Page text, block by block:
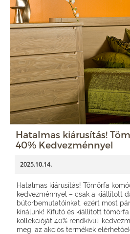
Hatalmas kiárusítás!
40% Kedvezménnyel
2025.10.14.
Hatalmas kiárusítás! Tömörfa
kedvezménnyel – csak a kiállított
bútorbemutatóinkat, ezért most
kínálunk! Kifutó és kiállított
kollekcióját 40% rendkívüli
meg, az akciós termékek